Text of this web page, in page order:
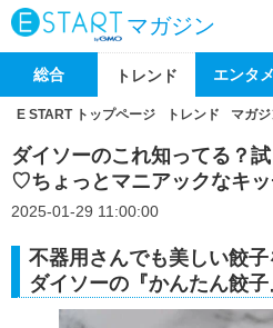
マガジン
総合 トレンド エンタメ
E START トップページ トレンド マガ
ダイソーのこれ知ってる？
♡ちょっとマニアックなキ
2025-01-29 11:00:00
不器用さんでも美しい餃子
ダイソーの『かんたん餃子